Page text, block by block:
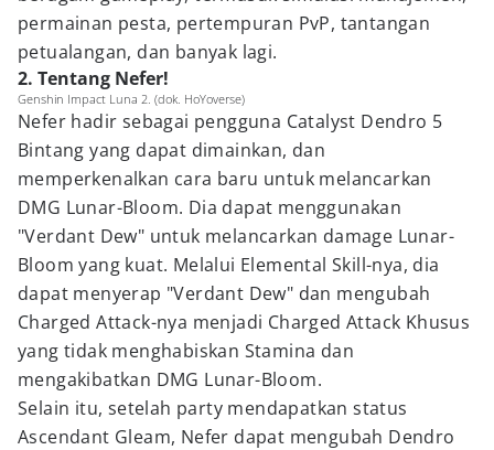
permainan pesta, pertempuran PvP, tantangan
petualangan, dan banyak lagi.
2. Tentang Nefer!
Genshin Impact Luna 2. (dok. HoYoverse)
Nefer hadir sebagai pengguna Catalyst Dendro 5
Bintang yang dapat dimainkan, dan
memperkenalkan cara baru untuk melancarkan
DMG Lunar-Bloom. Dia dapat menggunakan
"Verdant Dew" untuk melancarkan damage Lunar-
Bloom yang kuat. Melalui Elemental Skill-nya, dia
dapat menyerap "Verdant Dew" dan mengubah
Charged Attack-nya menjadi Charged Attack Khusus
yang tidak menghabiskan Stamina dan
mengakibatkan DMG Lunar-Bloom.
Selain itu, setelah party mendapatkan status
Ascendant Gleam, Nefer dapat mengubah Dendro